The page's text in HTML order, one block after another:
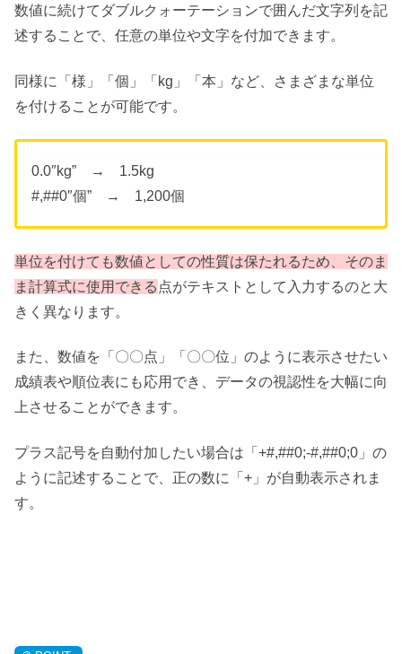
数値に続けてダブルクォーテーションで囲んだ文字列を記
述することで、任意の単位や文字を付加できます。
同様に「様」「個」「kg」「本」など、さまざまな単位
を付けることが可能です。
0.0″kg” → 1.5kg
#,##0″個” → 1,200個
単位を付けても数値としての性質は保たれるため、そのま
ま計算式に使用できる 点がテキストとして入力するのと大
きく異なります。
また、数値を「〇〇点」「〇〇位」のように表示させたい
成績表や順位表にも応用でき、データの視認性を大幅に向
上させることができます。
プラス記号を自動付加したい場合は「+#,##0;-#,##0;0」の
ように記述することで、正の数に「+」が自動表示されま
す。